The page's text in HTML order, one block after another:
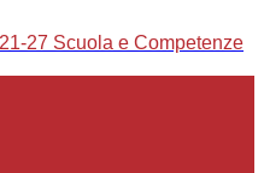
27 Scuola e Competenze